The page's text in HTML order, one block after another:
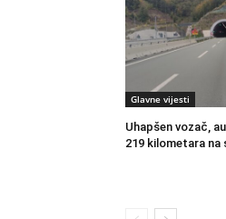
Glavne vijesti
Uhapšen vozač,
219 kilometara na